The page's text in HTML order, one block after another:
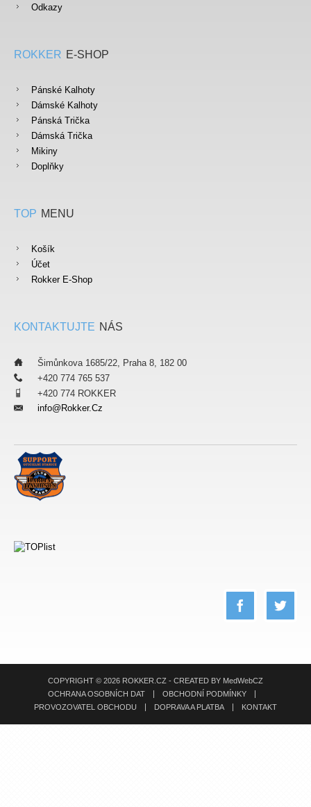
Odkazy
ROKKER E-SHOP
Pánské Kalhoty
Dámské Kalhoty
Pánská Trička
Dámská Trička
Mikiny
Doplňky
TOP MENU
Košík
Účet
Rokker E-Shop
KONTAKTUJTE NÁS
Šimůnkova 1685/22, Praha 8, 182 00
+420 774 765 537
+420 774 ROKKER
Info@rokker.cz
COPYRIGHT © 2026 ROKKER.CZ - CREATED BY MedWebCZ
OCHRANA OSOBNÍCH DAT
OBCHODNÍ PODMÍNKY
PROVOZOVATEL OBCHODU
DOPRAVA A PLATBA KONTAKT